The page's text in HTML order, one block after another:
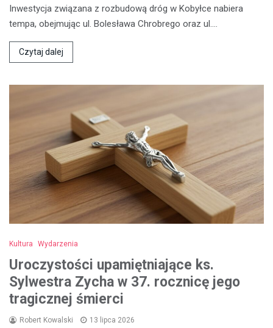
Inwestycja związana z rozbudową dróg w Kobyłce nabiera
tempa, obejmując ul. Bolesława Chrobrego oraz ul.…
Czytaj dalej
Kultura Wydarzenia
Uroczystości upamiętniające ks.
Sylwestra Zycha w 37. rocznicę jego
tragicznej śmierci
Robert Kowalski 13 lipca 2026